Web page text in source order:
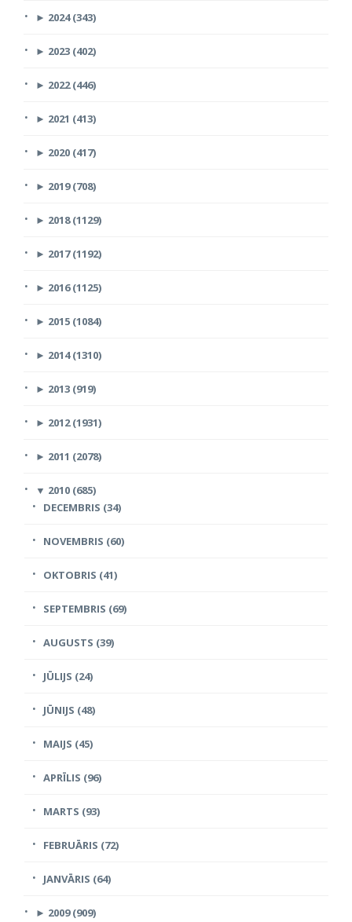
► 2024 (343)
► 2023 (402)
► 2022 (446)
► 2021 (413)
► 2020 (417)
► 2019 (708)
► 2018 (1129)
► 2017 (1192)
► 2016 (1125)
► 2015 (1084)
► 2014 (1310)
► 2013 (919)
► 2012 (1931)
► 2011 (2078)
▼ 2010 (685)
DECEMBRIS (34)
NOVEMBRIS (60)
OKTOBRIS (41)
SEPTEMBRIS (69)
AUGUSTS (39)
JŪLIJS (24)
JŪNIJS (48)
MAIJS (45)
APRĪLIS (96)
MARTS (93)
FEBRUĀRIS (72)
JANVĀRIS (64)
► 2009 (909)